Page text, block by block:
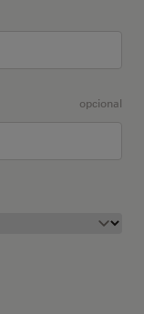
opcional